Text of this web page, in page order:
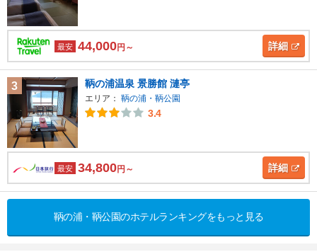
最安 44,000円～ 詳細
3 鞆の浦温泉 景勝館 漣亭
エリア： 鞆の浦・鞆公園
3.4
最安 34,800円～ 詳細
鞆の浦・鞆公園のホテルランキングをもっと見る